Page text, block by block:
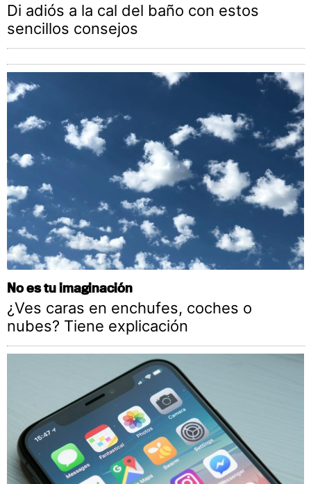
Di adiós a la cal del baño con estos
sencillos consejos
No es tu imaginación
¿Ves caras en enchufes, coches o
nubes? Tiene explicación